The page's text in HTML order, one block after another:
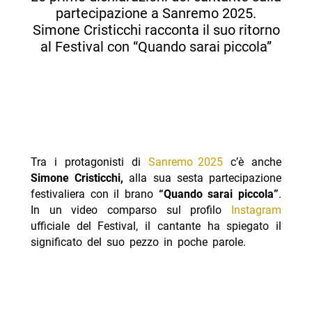
partecipazione a Sanremo 2025.
Simone Cristicchi racconta il suo ritorno
al Festival con “Quando sarai piccola”
Tra i protagonisti diSanremo 2025 c’è anche
Simone Cristicchi, alla sua sesta partecipazione
festivaliera con il brano “Quando sarai piccola”.
In un video comparso sul profilo
Instagram
ufficiale del Festival, il cantante ha spiegato il
significato del suo pezzo in poche parole.